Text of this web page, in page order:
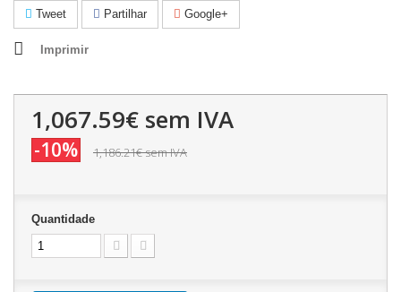
Tweet Partilhar Google+
Imprimir
1,067.59€ sem IVA
-10% 1,186.21€sem IVA
Quantidade